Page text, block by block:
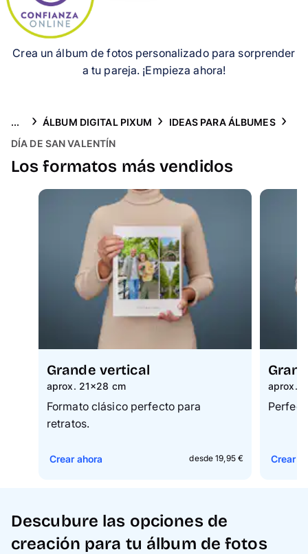
Crea un álbum de fotos personalizado para sorprender
a tu pareja. ¡Empieza ahora!
... ÁLBUM DIGITAL PIXUM
IDEAS PARA ÁLBUMES
DÍA DE SAN VALENTÍN
Los formatos más vendidos
Grande vertical
aprox. 21×28 cm
Formato clásico perfecto para
retratos.
desde 19,95 €
Crear ahora
aprox.
Crear
Descubure las opciones de
creación para tu álbum de fotos